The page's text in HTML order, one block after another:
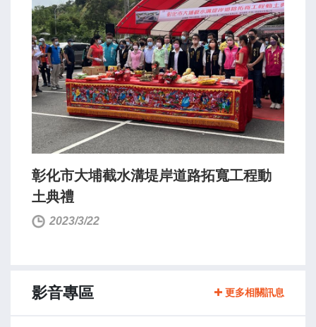
彰化市大埔截水溝堤岸道路拓寬工程動
土典禮
2023/3/22
影音專區 更多相關訊息